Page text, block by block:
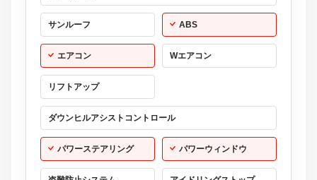
サンルーフ ABS
エアコン Wエアコン
リフトアップ
ダウンヒルアシストコントロール
パワーステアリング パワーウィンドウ